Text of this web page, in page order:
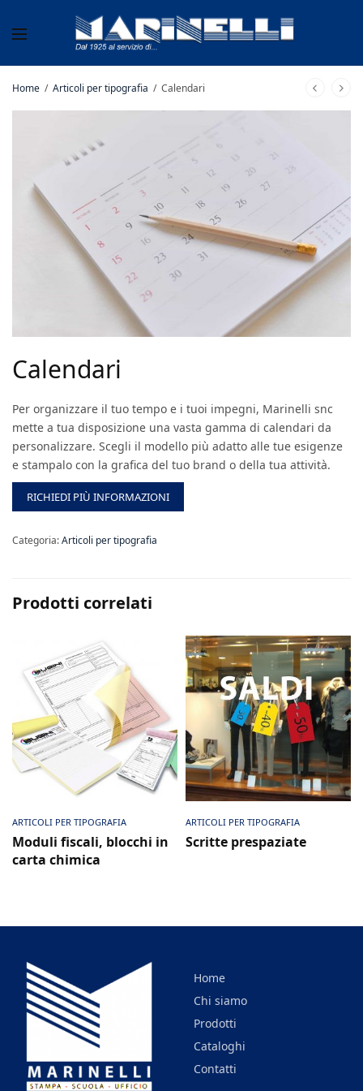
Home / Articoli per tipografia / Calendari
Calendari
Per organizzare il tuo tempo e i tuoi impegni, Marinelli snc
mette a tua disposizione una vasta gamma di calendari da
personalizzare. Scegli il modello più adatto alle tue esigenze
e stampalo con la grafica del tuo brand o della tua attività.
RICHIEDI PIÙ INFORMAZIONI
Categoria:Articoli per tipografia
Prodotti correlati
Scheda prodotto
ARTICOLI PER TIPOGRAFIA
Moduli fiscali, blocchi in
carta chimica
Scheda prodotto
ARTICOLI PER TIPOGRAFIA
Scritte prespaziate
Home
Chi siamo
Prodotti
Cataloghi
Contatti